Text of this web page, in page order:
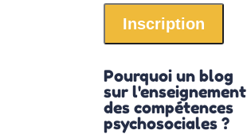
Pourquoi un blog
sur l'enseignement
des compétences
psychosociales ?